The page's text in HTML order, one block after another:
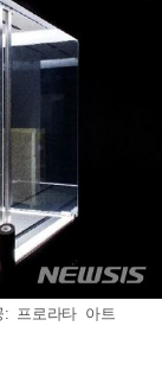
: 프로라타 아트